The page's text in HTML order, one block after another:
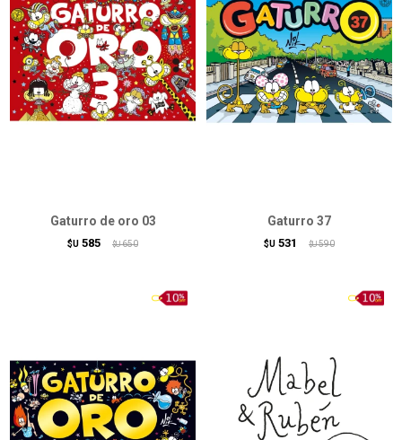
Gaturro de oro 03
$U 585 $U 650
Gaturro 37
$U 531 $U 590